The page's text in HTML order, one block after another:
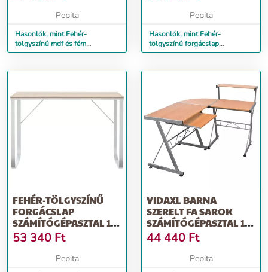
Pepita
Hasonlók, mint Fehér-
tölgyszínű mdf és fém
számítógépasztal 105 x 55 x 72
Pepita
Hasonlók, mint Fehér-
tölgyszínű forgácslap
számítógépasztal 110 x 60 x
FEHÉR-TÖLGYSZÍNŰ
FORGÁCSLAP
SZÁMÍTÓGÉPASZTAL 110
X 60 X 73 CM
53 340 Ft
Pepita
VIDAXL BARNA
SZERELT FA SAROK
SZÁMÍTÓGÉPASZTAL 132
X 112 X 99 CM
44 440 Ft
Pepita